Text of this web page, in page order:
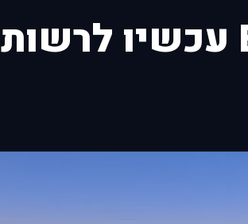
הכלים של ED עכשיו לרשות